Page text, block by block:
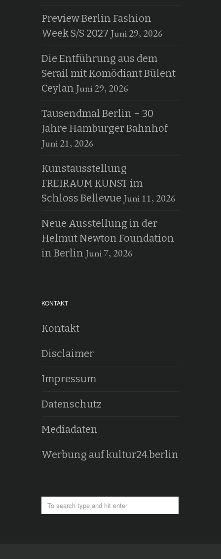
Preview Berlin Fashion
Week S/S 2027 Juni 29, 2026
Die Entführung aus dem
Serail mit Komödiant Bülent
Ceylan Juni 29, 2026
Tausendmal Berlin – 30
Jahre Hamburger Bahnhof
Juni 21, 2026
Kunstausstellung
FREIRAUM KUNST im
Schloss Bellevue Juni 11, 2026
Neue Ausstellung in der
Helmut Newton Foundation
in Berlin Juni 7, 2026
KONTAKT
Kontakt
Disclaimer
Impressum
Datenschutz
Mediadaten
Werbung auf kultur24.berlin